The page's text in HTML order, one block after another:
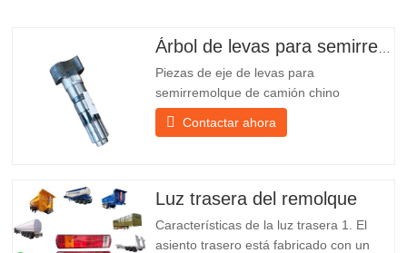
Piezas de eje de levas para
semirremolque de camión chino
PO218971, muy vendidas Presupuesto
Producto Repuestos para remolques
nosotros Chengda Group es un
fabricante chino de semirremolques con
su propia...
Contactar ahora
Luz trasera del remolque
Características de la luz trasera 1. El
asiento trasero está fabricado con un